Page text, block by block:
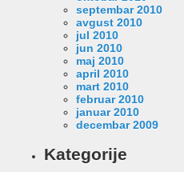
septembar 2010
avgust 2010
jul 2010
jun 2010
maj 2010
april 2010
mart 2010
februar 2010
januar 2010
decembar 2009
Kategorije